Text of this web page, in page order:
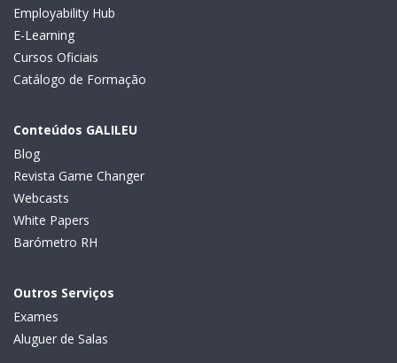
Employability Hub
E-Learning
Cursos Oficiais
Catálogo de Formação
Conteúdos GALILEU
Blog
Revista Game Changer
Webcasts
White Papers
Barómetro RH
Outros Serviços
Exames
Aluguer de Salas